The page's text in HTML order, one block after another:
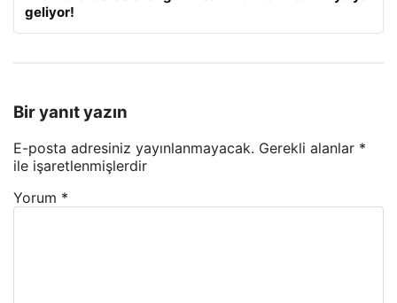
geliyor!
Bir yanıt yazın
E-posta adresiniz yayınlanmayacak. Gerekli alanlar *
ile işaretlenmişlerdir
Yorum *